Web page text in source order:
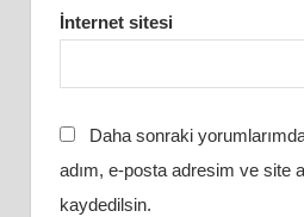
İnternet sitesi
Daha sonraki
adım, e-posta adresim ve site
kaydedilsin.